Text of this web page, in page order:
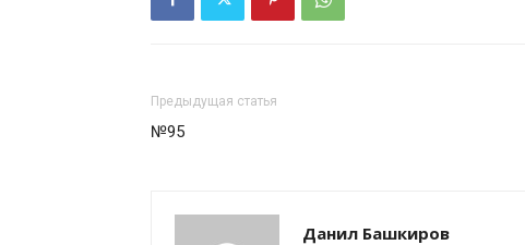
Предыдущая статья
№95
Данил Башкиров